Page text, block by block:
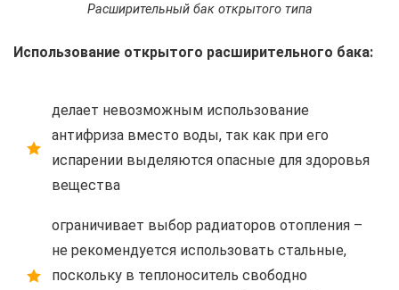
Расширительный бак открытого типа
Использование открытого расширительного бака:
делает невозможным использование
антифриза вместо воды, так как при его
испарении выделяются опасные для здоровья
вещества
ограничивает выбор радиаторов отопления –
не рекомендуется использовать стальные,
поскольку в теплоноситель свободно